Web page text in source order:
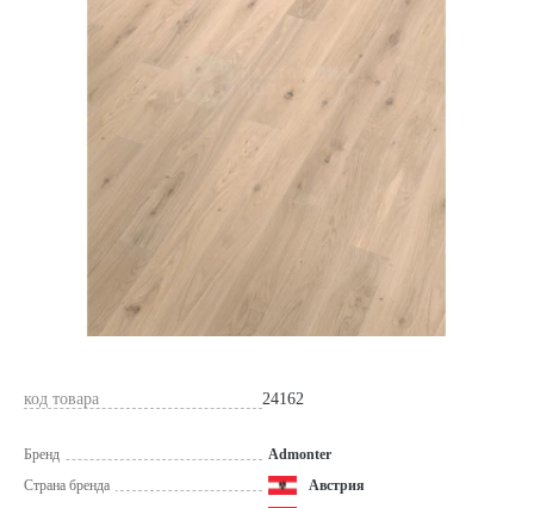
код товара 24162
Бренд
Admonter
Страна бренда
Австрия